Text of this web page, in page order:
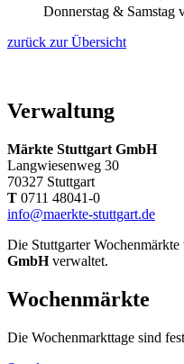
Donnerstag & Samstag
zurück zur Übersicht
Verwaltung
Märkte Stuttgart GmbH
Langwiesenweg 30
70327 Stuttgart
T 0711 48041-0
info@maerkte-stuttgart.de
Die Stuttgarter
GmbHverwaltet.
Wochenmärkte
Die Wochenmarkttage sind